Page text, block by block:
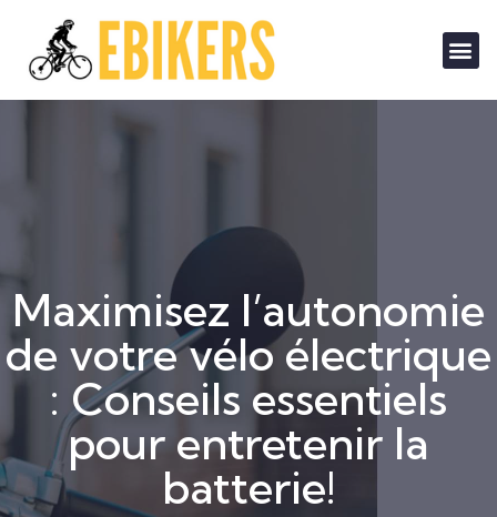
Maximisez l’autonomie
de votre vélo électrique
: Conseils essentiels
pour entretenir la
batterie!